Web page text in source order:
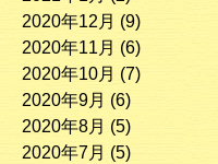
2020年12月 (9)
2020年11月 (6)
2020年10月 (7)
2020年9月 (6)
2020年8月 (5)
2020年7月 (5)